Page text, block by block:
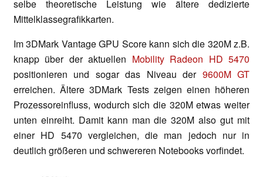
selbe theoretische Leistung wie ältere dedizierte
Mittelklassegrafikkarten.
Im 3DMark Vantage GPU Score kann sich die 320M z.B.
knapp über der aktuellen Mobility Radeon HD 5470
positionieren und sogar das Niveau der 9600M GT
erreichen. Ältere 3DMark Tests zeigen einen höheren
Prozessoreinfluss, wodurch sich die 320M etwas weiter
unten einreiht. Damit kann man die 320M also gut mit
einer HD 5470 vergleichen, die man jedoch nur in
deutlich größeren und schwereren Notebooks vorfindet.